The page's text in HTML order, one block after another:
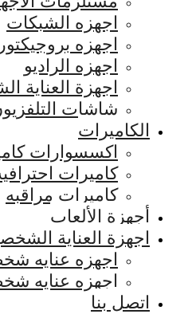
اجهزه الشبكات
اجهزه بروجيكتور
اجهزه الراديو
اجهزة العناية
شاشات
الكاميرات
اكسسوارات
كاميرات
كاميرات مراقبه
أجهزة الألعاب
اجهزة العناية
اجهزه عنايه
اجهزه عنايه
اتصل بنا